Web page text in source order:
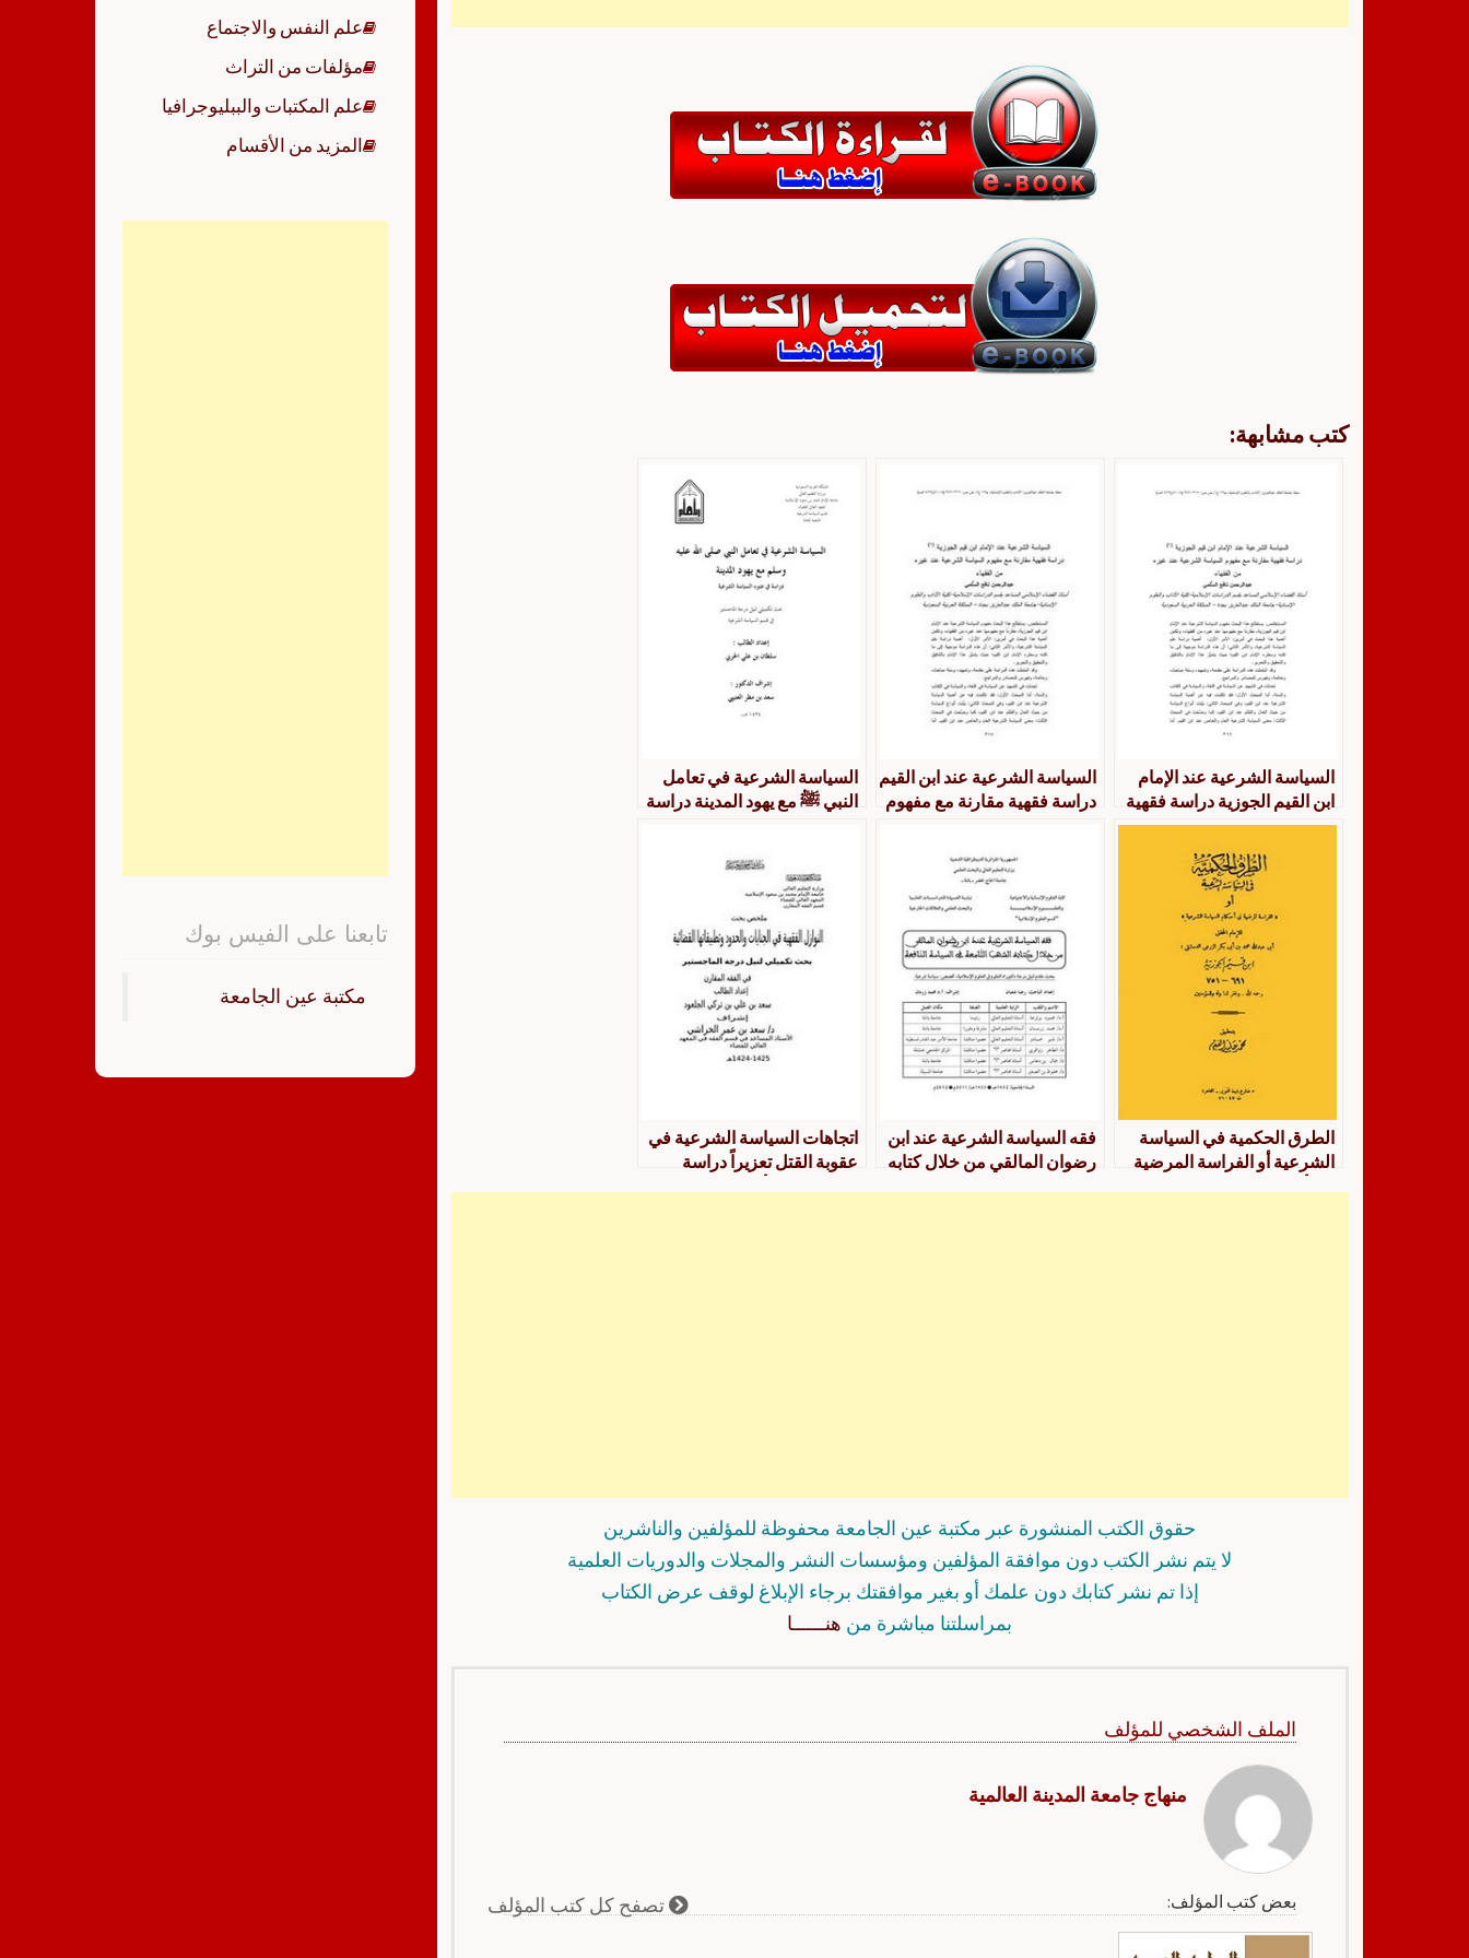
كتب مشابهة:
السياسة الشرعية عند الإمام
ابن القيم الجوزية دراسة فقهية
مقارنة مع مفهوم السياسة
الشرعية عند غي
السياسة الشرعية عند ابن القيم
دراسة فقهية مقارنة مع مفهوم
السياسة الشرعية في تعامل
النبي ﷺ مع يهود المدينة دراسة
الطرق الحكمية في السياسة
الشرعية أو الفراسة المرضية
فقه السياسة الشرعية عند ابن
رضوان المالقي من خلال كتابه
اتجاهات السياسة الشرعية في
عقوبة القتل تعزيراً دراسة
حقوق الكتب المنشورة عبر مكتبة عين الجامعة محفوظة للمؤلفين والناشرين
لا يتم نشر الكتب دون موافقة المؤلفين ومؤسسات النشر والمجلات والدوريات العلمية
إذا تم نشر كتابك دون علمك أو بغير موافقتك برجاء الإبلاغ لوقف عرض الكتاب
بمراسلتنا مباشرة من هنــــــا
الملف الشخصي للمؤلف
منهاج جامعة المدينة العالمية
بعض كتب المؤلف: تصفح كل كتب المؤلف
علم النفس والاجتماع
مؤلفات من التراث
علم المكتبات والببليوجرافيا
المزيد من الأقسام
تابعنا على الفيس بوك
‏مكتبة عين الجامعة‏